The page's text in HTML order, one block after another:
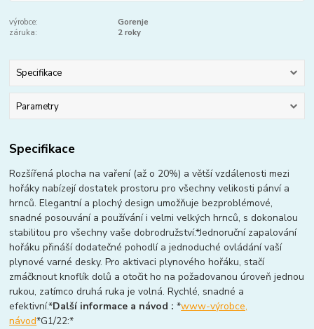
výrobce:
Gorenje
záruka:
2 roky
Specifikace
Parametry
Specifikace
Rozšířená plocha na vaření (až o 20%) a větší vzdálenosti mezi
hořáky nabízejí dostatek prostoru pro všechny velikosti pánví a
hrnců. Elegantní a plochý design umožňuje bezproblémové,
snadné posouvání a používání i velmi velkých hrnců, s dokonalou
stabilitou pro všechny vaše dobrodružství.*Jednoruční zapalování
hořáku přináší dodatečné pohodlí a jednoduché ovládání vaší
plynové varné desky. Pro aktivaci plynového hořáku, stačí
zmáčknout knoflík dolů a otočit ho na požadovanou úroveň jednou
rukou, zatímco druhá ruka je volná. Rychlé, snadné a
efektivní.*Další informace a návod : *www-výrobce,
návod*G1/22:*